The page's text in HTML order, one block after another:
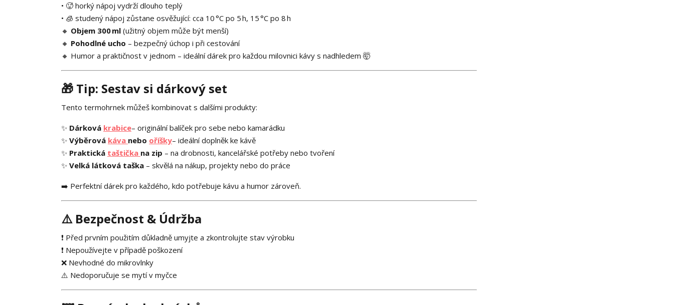
• 🥵 horký nápoj vydrží dlouho teplý
• 🧊 studený nápoj zůstane osvěžující: cca 10 °C po 5 h, 15 °C po 8 h
🔸 Objem 300 ml (užitný objem může být menší)
🔸 Pohodlné ucho – bezpečný úchop i při cestování
🔸 Humor a praktičnost v jednom – ideální dárek pro každou milovnici kávy s nadhledem 🤯
🎁 Tip: Sestav si dárkový set
Tento termohrnek můžeš kombinovat s dalšími produkty:
✨ Dárková krabice– originální balíček pro sebe nebo kamarádku
✨ Výběrová káva nebo oříšky– ideální doplněk ke kávě
✨ Praktická taštička na zip – na drobnosti, kancelářské potřeby nebo tvoření
✨ Velká látková taška – skvělá na nákup, projekty nebo do práce
➡️ Perfektní dárek pro každého, kdo potřebuje kávu a humor zároveň.
⚠️ Bezpečnost & Údržba
❗ Před prvním použitím důkladně umyjte a zkontrolujte stav výrobku
❗ Nepoužívejte v případě poškození
❌ Nevhodné do mikrovlnky
⚠️ Nedoporučuje se mytí v myčce